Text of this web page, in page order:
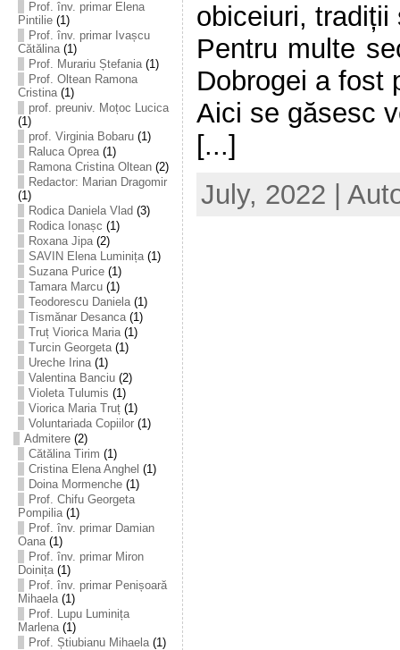
Prof. înv. primar Elena
Pintilie(1)
Prof. înv. primar Ivașcu
Cătălina(1)
Prof. Murariu Ștefania(1)
Prof. Oltean Ramona
Cristina(1)
prof. preuniv. Moțoc Lucica
(1)
prof. Virginia Bobaru(1)
Raluca Oprea(1)
Ramona Cristina Oltean(2)
Redactor: Marian Dragomir
(1)
Rodica Daniela Vlad (3)
Rodica Ionașc (1)
Roxana Jipa(2)
SAVIN Elena Luminița(1)
Suzana Purice(1)
Tamara Marcu(1)
Teodorescu Daniela(1)
Tismănar Desanca(1)
Truț Viorica Maria(1)
Turcin Georgeta(1)
Ureche Irina(1)
Valentina Banciu(2)
Violeta Tulumis (1)
Viorica Maria Truț(1)
Voluntariada Copiilor(1)
Admitere(2)
Cătălina Tirim (1)
Cristina Elena Anghel (1)
Doina Mormenche(1)
Prof. Chifu Georgeta
Pompilia(1)
Prof. înv. primar Damian
Oana(1)
Prof. înv. primar Miron
Doinița(1)
Prof. înv. primar Penișoară
Mihaela(1)
Prof. Lupu Luminița
Marlena(1)
Prof. Știubianu Mihaela(1)
obiceiuri,
Pentru multe
Dobrogei a fost
Aici se găsesc
[...]
July, 2022 |